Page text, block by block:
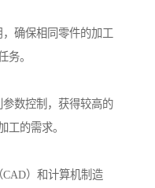
确保相同零件的加工
务。
数控制，获得较高的
工的需求。
）和计算机制造